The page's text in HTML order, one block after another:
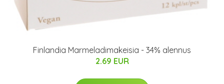
Finlandia Marmeladimakeisia - 34% alennus
2.69 EUR